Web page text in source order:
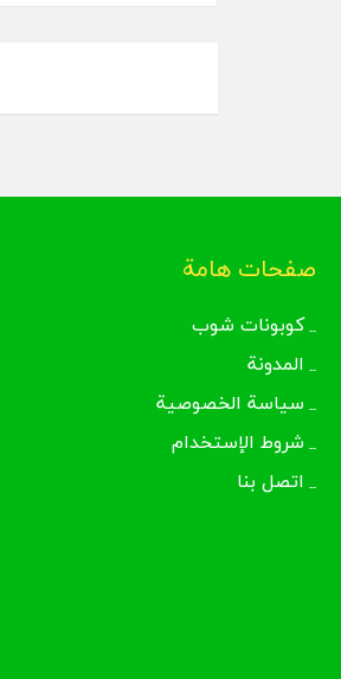
صفحات هامة
كوبونات شوب
المدونة
سياسة الخصوصية
شروط الإستخدام
اتصل بنا